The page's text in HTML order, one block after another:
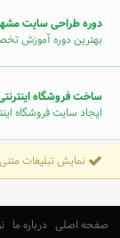
دوره طراحی سایت
بهترین دوره آموزش
ساخت فروشگاه
ایجاد سایت فروشگاه اینترنتی، 7
نمایش تبلیغات
صفحه اصلی درباره ما